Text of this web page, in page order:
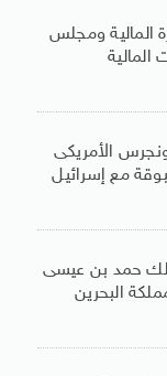
المالية ومجلس
المالية
الأمريكى
مع إسرائيل
حمد بن عيسى
البحرين